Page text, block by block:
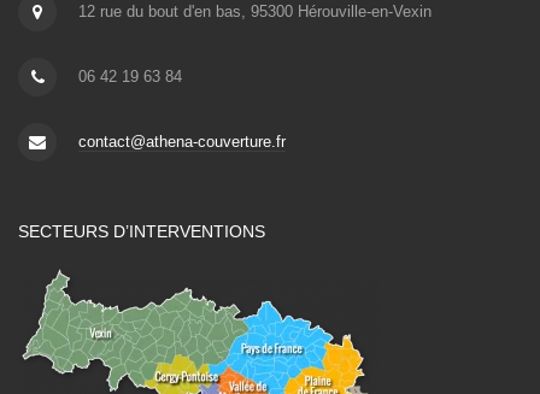
12 rue du bout d'en bas, 95300 Hérouville-en-Vexin
06 42 19 63 84
contact@athena-couverture.fr
SECTEURS D’INTERVENTIONS